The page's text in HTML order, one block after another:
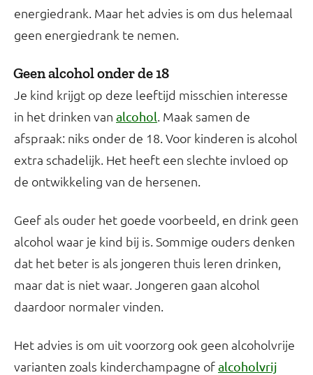
energiedrank. Maar het advies is om dus helemaal
geen energiedrank te nemen.
Geen alcohol onder de 18
Je kind krijgt op deze leeftijd misschien interesse
in het drinken van alcohol. Maak samen de
afspraak: niks onder de 18. Voor kinderen is alcohol
extra schadelijk. Het heeft een slechte invloed op
de ontwikkeling van de hersenen.
Geef als ouder het goede voorbeeld, en drink geen
alcohol waar je kind bij is. Sommige ouders denken
dat het beter is als jongeren thuis leren drinken,
maar dat is niet waar. Jongeren gaan alcohol
daardoor normaler vinden.
Het advies is om uit voorzorg ook geen alcoholvrije
varianten zoals kinderchampagne ofalcoholvrij